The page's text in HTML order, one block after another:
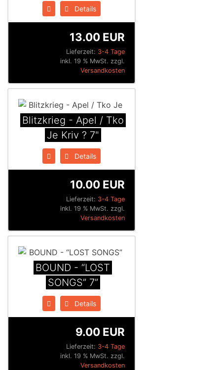
Details
Lieferzeit: 3-4 Tage
13.00 EUR
inkl. 19 % MwSt. zzgl.
Versandkosten
Blitzkrieg - Apel / Tko
Je Kriv ? 7"
Details
Lieferzeit: 3-4 Tage
10.00 EUR
inkl. 19 % MwSt. zzgl.
Versandkosten
BOUND - “LOST
SONGS” 7”
Details
Lieferzeit: 3-4 Tage
9.00 EUR
inkl. 19 % MwSt. zzgl.
Versandkosten